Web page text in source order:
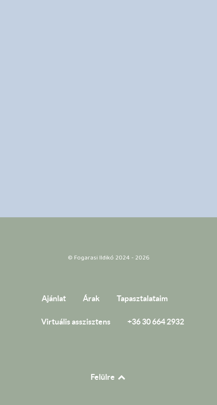
© Fogarasi Ildikó 2024 - 2026
Ajánlat Árak Tapasztalataim
Virtuális asszisztens +36 30 664 2932
Felülre